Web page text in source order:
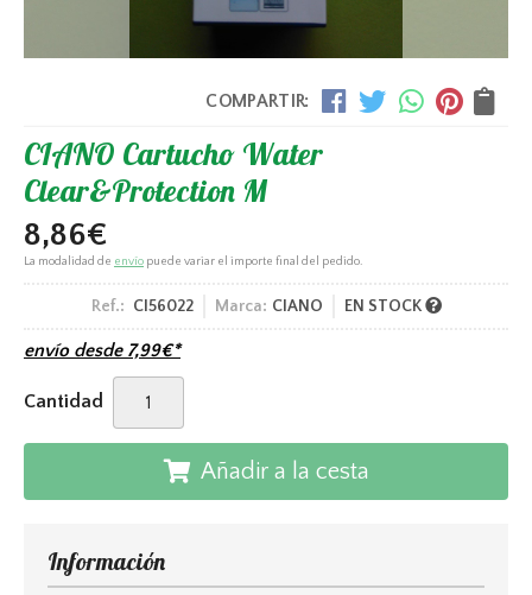
COMPARTIR:
CIANO Cartucho Water
Clear&Protection M
8,86€
La modalidad de envío puede variar el importe final del pedido.
Ref.: CI56022 Marca: CIANO EN STOCK
envío desde 7,99€*
Cantidad
Añadir a la cesta
Información